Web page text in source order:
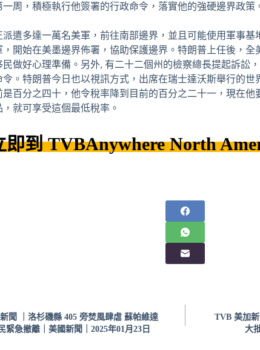
周，積極執行他簽署的行政命令，落實他的強硬邊界政策
遣多達一萬名美軍，前往南部邊界，並且可能使用軍事
開始在美墨邊界佈署，協助保護邊界。特朗普上任後，
做好心理準備。另外, 有二十二個州的檢察總長提起訴訟
。特朗普今日也以視訊方式，出席在瑞士達沃斯舉行的
百分之四十，他令稅率降到目前的百分之二十一，現在
就可享受這個最低稅率。
即到 TVBAnywhereNorth
聞 ｜洛杉磯縣 405 旁焚風肆虐 蘇帕維達
緊急撤離｜美國新聞｜2025年01月23日
TVB 美加
大